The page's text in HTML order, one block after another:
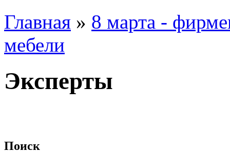
Главная » 8 марта -
мебели
Эксперты
Поиск